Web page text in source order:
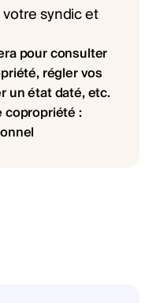
syndic et
pour consulter
régler vos
un état daté, etc.
copropriété :